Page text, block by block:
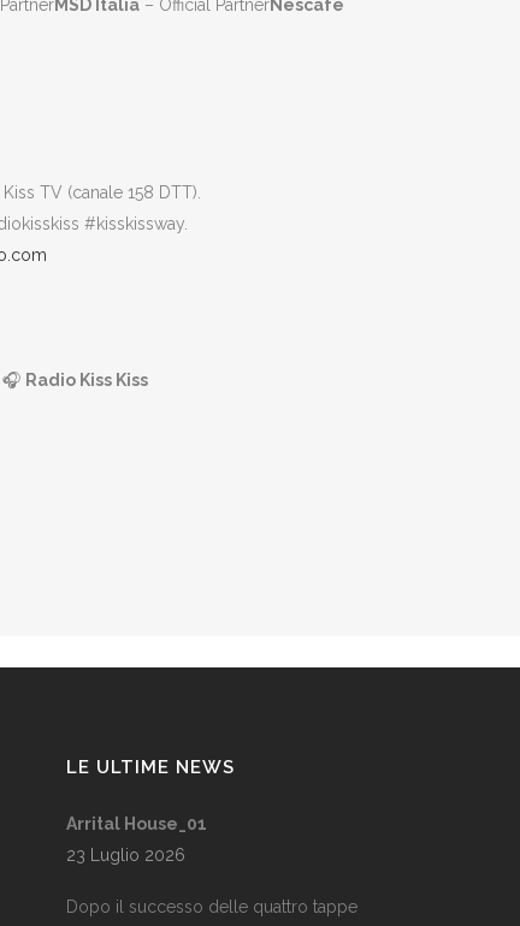
MSD Italia– Official PartnerNescafé
TV (canale 158 DTT).
#kisskissway.
🎧 Radio Kiss Kiss
LE ULTIME NEWS
Arrital House_01
23 Luglio 2026
Dopo il successo delle quattro tappe